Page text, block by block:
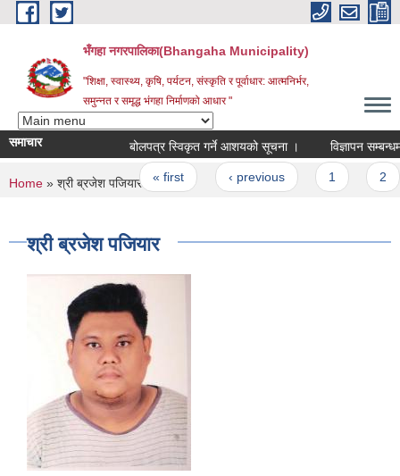
Skip to main content
भँगहा नगरपालिका(Bhangaha Municipality)
"शिक्षा, स्वास्थ्य, कृषि, पर्यटन, संस्कृति र पूर्वाधार: आत्मनिर्भर,
समुन्नत र समृद्ध भंगहा निर्माणको आधार "
समाचार बोलपत्र स्विकृत गर्ने आशयको सूचना । विज्ञापन सम्बन्धमा ।
Pages
« first ‹ previous
You are here
Home » श्री ब्रजेश पजियार
श्री ब्रजेश पजियार